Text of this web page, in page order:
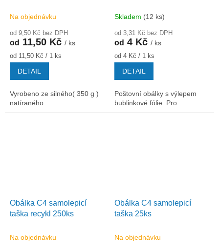
Na objednávku
od 9,50 Kč bez DPH
od 11,50 Kč / ks
Měrná
cena:
od 11,50 Kč / 1 ks
DETAIL
Vyrobeno ze silného( 350 g )
natíraného...
Skladem (12 ks)
od 3,31 Kč bez DPH
od 4 Kč / ks
Měrná
cena:
od 4 Kč / 1 ks
DETAIL
Poštovní obálky s výlepem
bublinkové fólie. Pro...
Obálka C4 samolepicí
taška recykl 250ks
Na objednávku
Obálka C4 samolepicí
taška 25ks
Na objednávku